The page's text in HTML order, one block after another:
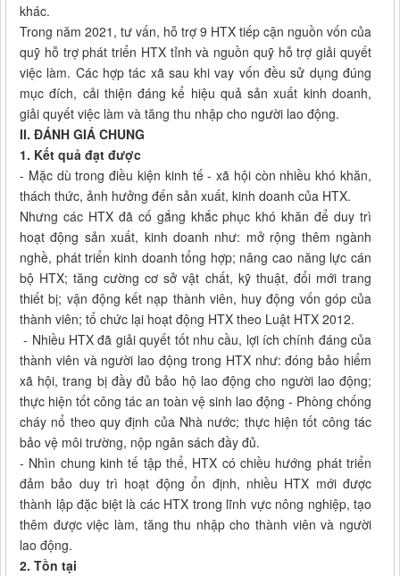
khác.
Trong năm 2021, tư vấn, hỗ trợ 9 HTX tiếp cận nguồn vốn của
quỹ hỗ trợ phát triển HTX tỉnh và nguồn quỹ hỗ trợ giải quyết
việc làm. Các hợp tác xã sau khi vay vốn đều sử dụng đúng
mục đích, cải thiện đáng kể hiệu quả sản xuất kinh doanh,
giải quyết việc làm và tăng thu nhập cho người lao động.
II. ĐÁNH GIÁ CHUNG
1. Kết quả đạt được
- Mặc dù trong điều kiện kinh tế - xã hội còn nhiều khó khăn,
thách thức, ảnh hưởng đến sản xuất, kinh doanh của HTX.
Nhưng các HTX đã cố gắng khắc phục khó khăn để duy trì
hoạt động sản xuất, kinh doanh như: mở rộng thêm ngành
nghề, phát triển kinh doanh tổng hợp; nâng cao năng lực cán
bộ HTX; tăng cường cơ sở vật chất, kỹ thuật, đổi mới trang
thiết bị; vận động kết nạp thành viên, huy động vốn góp của
thành viên; tổ chức lại hoạt động HTX theo Luật HTX 2012.
- Nhiều HTX đã giải quyết tốt nhu cầu, lợi ích chính đáng của
thành viên và người lao động trong HTX như: đóng bảo hiểm
xã hội, trang bị đầy đủ bảo hộ lao động cho người lao động;
thực hiện tốt công tác an toàn vệ sinh lao động - Phòng chống
cháy nổ theo quy định của Nhà nước; thực hiện tốt công tác
bảo vệ môi trường, nộp ngân sách đầy đủ.
- Nhìn chung kinh tế tập thể, HTX có chiều hướng phát triển
đảm bảo duy trì hoạt động ổn định, nhiều HTX mới được
thành lập đặc biệt là các HTX trong lĩnh vực nông nghiệp, tạo
thêm được việc làm, tăng thu nhập cho thành viên và người
lao động.
2. Tồn tại